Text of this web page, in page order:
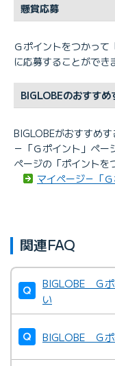
懸賞応募
Ｇポイントをつかって
に応募することができ
BIGLOBEのおすすめ
BIGLOBEがおすすめ
－「Ｇポイント」ペー
ページの「ポイントを
マイページ－「Ｇ
関連FAQ
BIGLOBE Ｇポ
い
BIGLOBE Ｇポ